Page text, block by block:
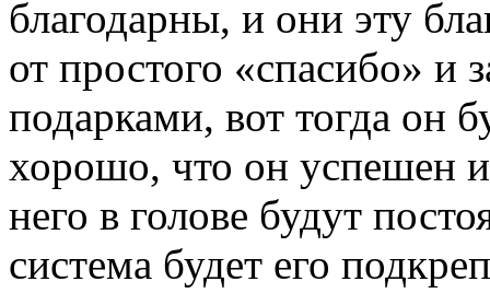
благодарны, и они эту
от простого «спасибо» и
подарками, вот тогда он
хорошо, что он успешен
него в голове будут
система будет его